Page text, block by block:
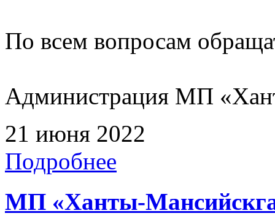
По всем вопросам
Администрация МП
21 июня 2022
Подробнее
МП «Ханты-